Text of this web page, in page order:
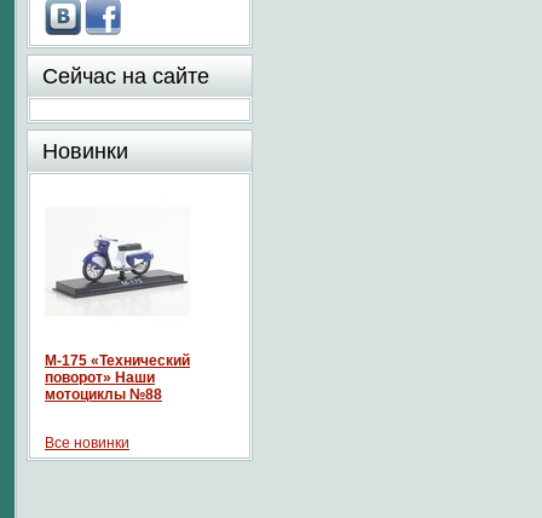
Сейчас на сайте
Новинки
М-175 «Технический
поворот» Наши
мотоциклы №88
Все новинки